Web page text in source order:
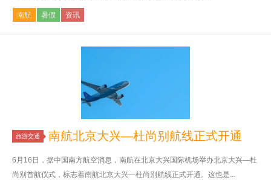
南航 暑假 资讯
旅游交通 南航北京大兴—杜尚别航线正式开通
6月16日，据中国南方航空消息，南航在北京大兴国际机场举办北京大兴—杜
尚别首航仪式，标志着南航北京大兴—杜尚别航线正式开通。这也是...